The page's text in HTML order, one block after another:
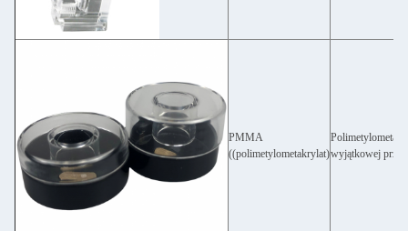
PMMA
((polimetylometakrylat)wyjątkowej